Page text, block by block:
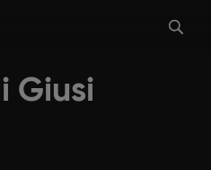
Giusi